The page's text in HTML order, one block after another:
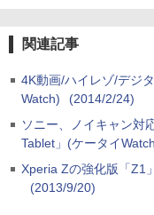
関連記事
4K動画/ハイレゾ/デジ
Watch)
(2014/2/24)
ソニー、ノイキャン対
Tablet」(ケータイ
Xperia Zの強化版「Z1
(2013/9/20)